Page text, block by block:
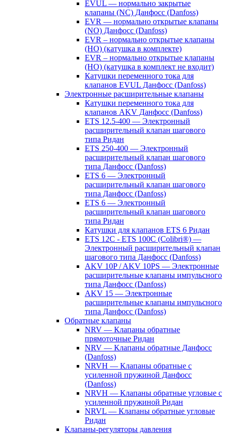
EVUL — нормально закрытые
клапаны (NC) Данфосс (Danfoss)
EVR — нормально открытые клапаны
(NO) Данфосс (Danfoss)
EVR – нормально открытые клапаны
(НО) (катушка в комплекте)
EVR – нормально открытые клапаны
(НО) (катушка в комплект не входит)
Катушки переменного тока для
клапанов EVUL Данфосс (Danfoss)
Электронные расширительные клапаны
Катушки переменного тока для
клапанов AKV Данфосс (Danfoss)
ETS 12.5-400 — Электронный
расширительный клапан шагового
типа Ридан
ETS 250-400 — Электронный
расширительный клапан шагового
типа Данфосс (Danfoss)
ETS 6 — Электронный
расширительный клапан шагового
типа Данфосс (Danfoss)
ETS 6 — Электронный
расширительный клапан шагового
типа Ридан
Катушки для клапанов ETS 6 Ридан
ETS 12C - ETS 100C (Colibri®) —
Электронный расширительный клапан
шагового типа Данфосс (Danfoss)
AKV 10P / AKV 10PS — Электронные
расширительные клапаны импульсного
типа Данфосс (Danfoss)
AKV 15 — Электронные
расширительные клапаны импульсного
типа Данфосс (Danfoss)
Обратные клапаны
NRV — Клапаны обратные
прямоточные Ридан
NRV — Клапаны обратные Данфосс
(Danfoss)
NRVH — Клапаны обратные с
усиленной пружиной Данфосс
(Danfoss)
NRVH — Клапаны обратные угловые с
усиленной пружиной Ридан
NRVL — Клапаны обратные угловые
Ридан
Клапаны-регуляторы давления